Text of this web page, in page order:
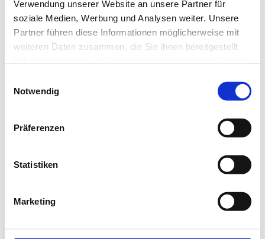
Verwendung unserer Website an unsere Partner für
soziale Medien, Werbung und Analysen weiter. Unsere
Partner führen diese Informationen möglicherweise mit
weiteren Daten zusammen, die Sie ihnen bereitgestellt
Notwendig
Präferenzen
Statistiken
Marketing
loadingjobninja.com
for more